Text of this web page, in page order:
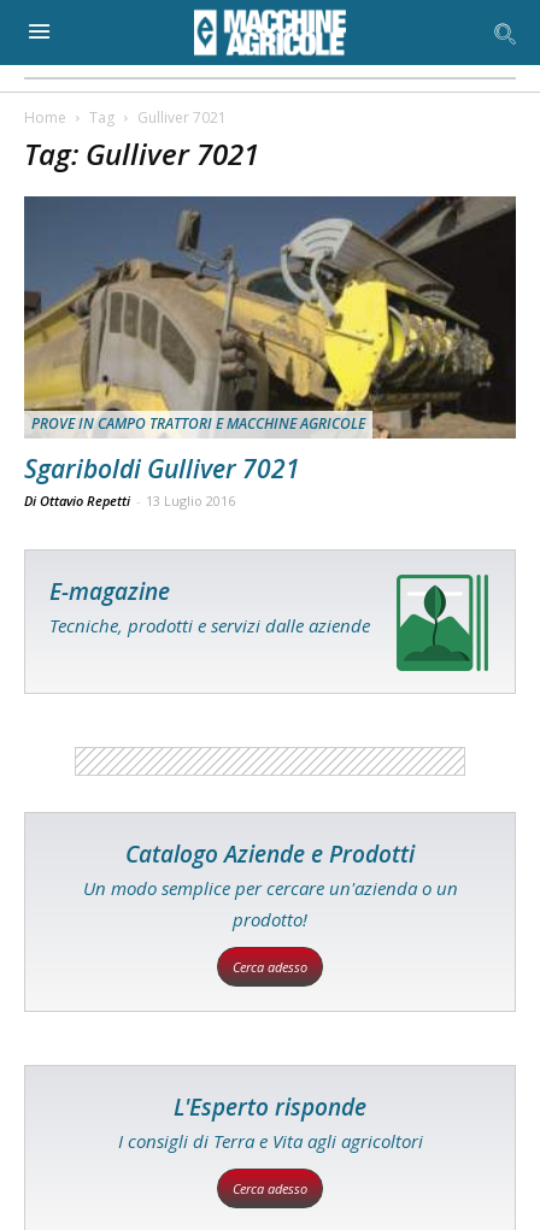
Home Tag Gulliver 7021
Tag: Gulliver 7021
PROVE IN CAMPO TRATTORI E MACCHINE AGRICOLE
Sgariboldi Gulliver 7021
Di Ottavio Repetti - 13 Luglio 2016
E-magazine
Tecniche, prodotti e servizi dalle aziende
Catalogo Aziende e Prodotti
Un modo semplice per cercare un'azienda o un
prodotto!
Cerca adesso
L'Esperto risponde
I consigli di Terra e Vita agli agricoltori
Cerca adesso